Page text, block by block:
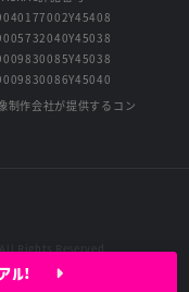
アル!
制作会社が提供するコン
Rights Reserved.